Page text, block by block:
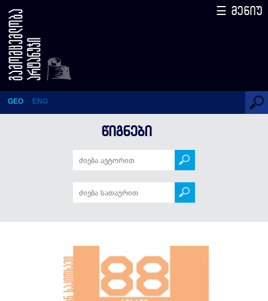
პიანისტები – 88 ამბავი
(სერიის 70-ე წიგნი)
GEO ENG
☰ მენიუ
ᲬᲘᲒᲜᲔᲑᲘ